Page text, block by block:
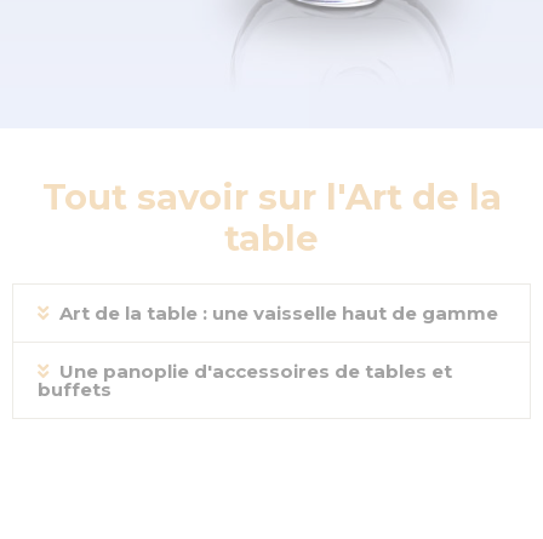
Tout savoir sur l'Art de la
table
Art de la table : une vaisselle haut de gamme
Une panoplie d'accessoires de tables et
buffets